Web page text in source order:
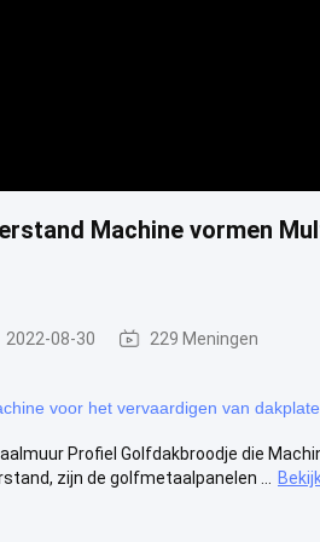
Machine vormen
2022-08-30 229 Meningen
voor het vervaardigen van
Profiel Golfdakbroodje die
zijn de golfmetaalpanelen ...